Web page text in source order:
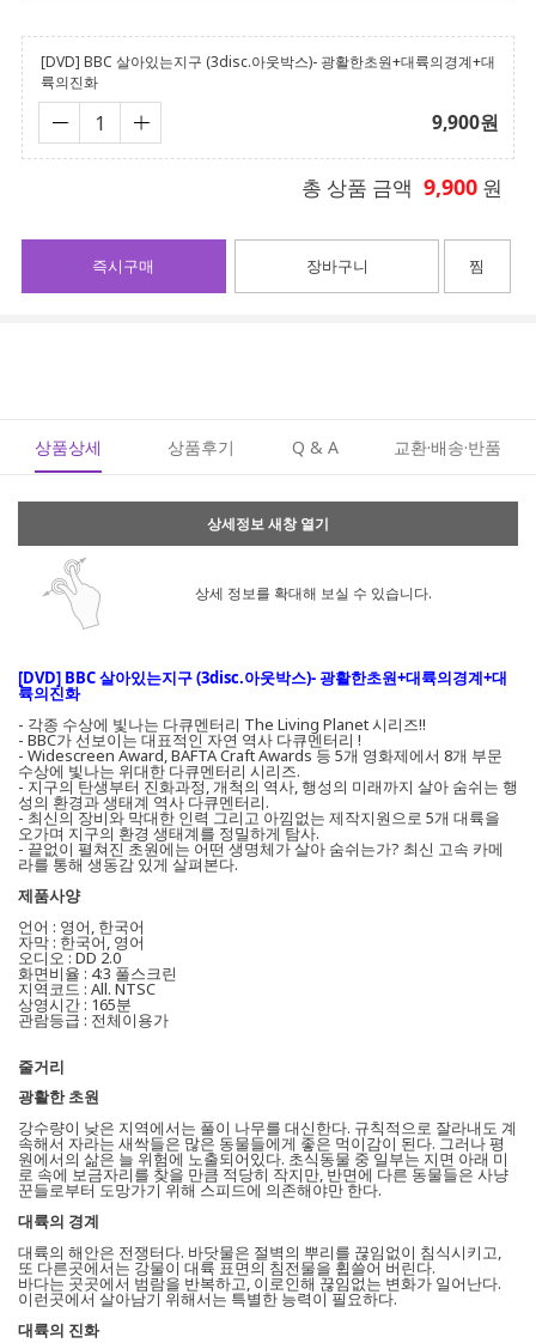
[DVD] BBC 살아있는지구 (3disc.아웃박스)- 광활한초원+대륙의경계+대
륙의진화
9,900원
총 상품 금액 9,900 원
장바구니
즉시구매 찜
상품상세 상품후기 Q & A 교환·배송·반품
상세정보 새창 열기
상세 정보를 확대해 보실 수 있습니다.
[DVD] BBC 살아있는지구 (3disc.아웃박스)- 광활한초원+대륙의경계+대
륙의진화
- 각종 수상에 빛나는 다큐멘터리 The Living Planet 시리즈!!
- BBC가 선보이는 대표적인 자연 역사 다큐멘터리 !
- Widescreen Award, BAFTA Craft Awards 등 5개 영화제에서 8개 부문
수상에 빛나는 위대한 다큐멘터리 시리즈.
- 지구의 탄생부터 진화과정, 개척의 역사, 행성의 미래까지 살아 숨쉬는 행
성의 환경과 생태계 역사 다큐멘터리.
- 최신의 장비와 막대한 인력 그리고 아낌없는 제작지원으로 5개 대륙을
오가며 지구의 환경 생태계를 정밀하게 탐사.
- 끝없이 펼쳐진 초원에는 어떤 생명체가 살아 숨쉬는가? 최신 고속 카메
라를 통해 생동감 있게 살펴본다.
제품사양
언어 : 영어, 한국어
자막 : 한국어, 영어
오디오 : DD 2.0
화면비율 : 4:3 풀스크린
지역코드 : All. NTSC
상영시간 : 165분
관람등급 : 전체이용가
줄거리
광활한 초원
강수량이 낮은 지역에서는 풀이 나무를 대신한다. 규칙적으로 잘라내도 계
속해서 자라는 새싹들은 많은 동물들에게 좋은 먹이감이 된다. 그러나 평
원에서의 삶은 늘 위험에 노출되어있다. 초식동물 중 일부는 지면 아래 미
로 속에 보금자리를 찾을 만큼 적당히 작지만, 반면에 다른 동물들은 사냥
꾼들로부터 도망가기 위해 스피드에 의존해야만 한다.
대륙의 경계
대륙의 해안은 전쟁터다. 바닷물은 절벽의 뿌리를 끊임없이 침식시키고,
또 다른곳에서는 강물이 대륙 표면의 침전물을 휩쓸어 버린다.
바다는 곳곳에서 범람을 반복하고, 이로인해 끊임없는 변화가 일어난다.
이런곳에서 살아남기 위해서는 특별한 능력이 필요하다.
대륙의 진화